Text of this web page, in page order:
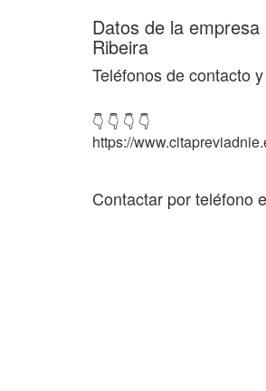
Datos de la
Ribeira
Teléfonos de contacto
👇 👇 👇 👇
https://
Contactar por teléfono